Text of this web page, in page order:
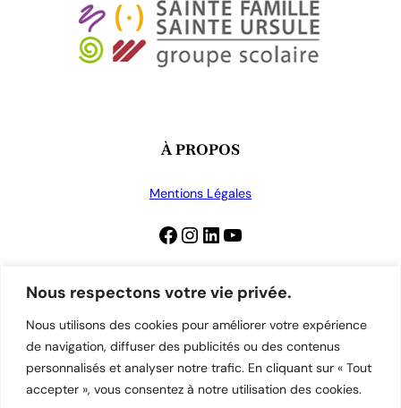
Nous respectons votre vie privée.
Nous utilisons des cookies pour améliorer votre expérience
de navigation, diffuser des publicités ou des contenus
personnalisés et analyser notre trafic. En cliquant sur « Tout
accepter », vous consentez à notre utilisation des cookies.
À PROPOS
Mentions Légales
Facebook Instagram LinkedIn YouTube
CONTACT
03 81 52 99 51